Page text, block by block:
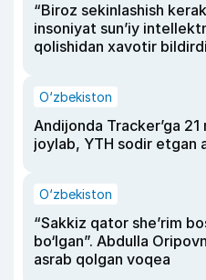
“Biroz sekinlashish
insoniyat sun’iy
qolishidan xavotir bildirdi
O‘zbekiston
Andijonda Tracker’ga
joylab, YTH sodir etgan
O‘zbekiston
“Sakkiz qator she’rim
bo‘lgan”. Abdulla
asrab qolgan voqea